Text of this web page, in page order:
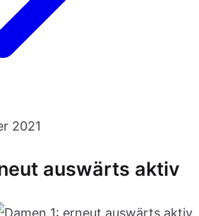
2021
auswärts aktiv